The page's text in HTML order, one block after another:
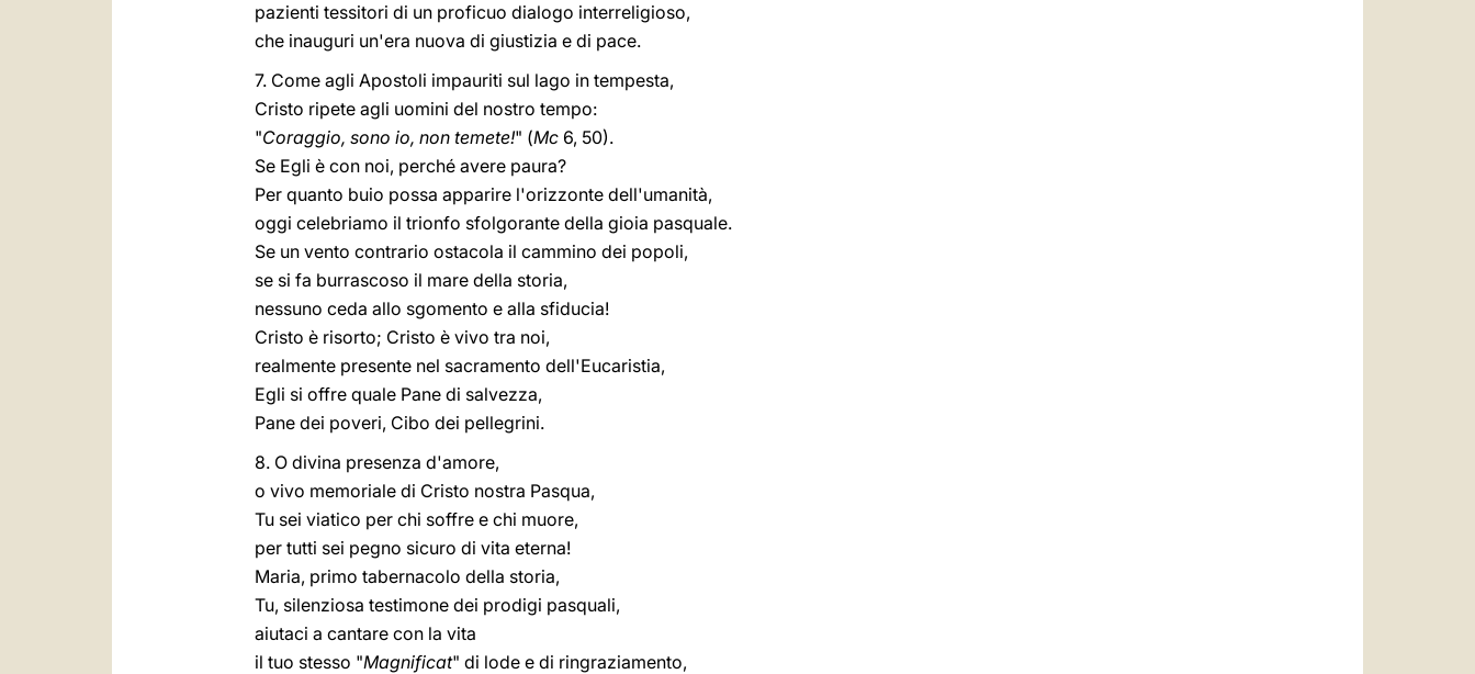
pazienti tessitori di un proficuo dialogo interreligioso,
che inauguri un'era nuova di giustizia e di pace.
7. Come agli Apostoli impauriti sul lago in tempesta,
Cristo ripete agli uomini del nostro tempo:
"Coraggio, sono io, non temete!" (Mc 6, 50).
Se Egli è con noi, perché avere paura?
Per quanto buio possa apparire l'orizzonte dell'umanità,
oggi celebriamo il trionfo sfolgorante della gioia pasquale.
Se un vento contrario ostacola il cammino dei popoli,
se si fa burrascoso il mare della storia,
nessuno ceda allo sgomento e alla sfiducia!
Cristo è risorto; Cristo è vivo tra noi,
realmente presente nel sacramento dell'Eucaristia,
Egli si offre quale Pane di salvezza,
Pane dei poveri, Cibo dei pellegrini.
8. O divina presenza d'amore,
o vivo memoriale di Cristo nostra Pasqua,
Tu sei viatico per chi soffre e chi muore,
per tutti sei pegno sicuro di vita eterna!
Maria, primo tabernacolo della storia,
Tu, silenziosa testimone dei prodigi pasquali,
aiutaci a cantare con la vita
il tuo stesso "Magnificat" di lode e di ringraziamento,